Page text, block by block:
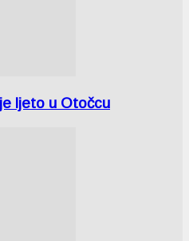
ljeto u Otočcu